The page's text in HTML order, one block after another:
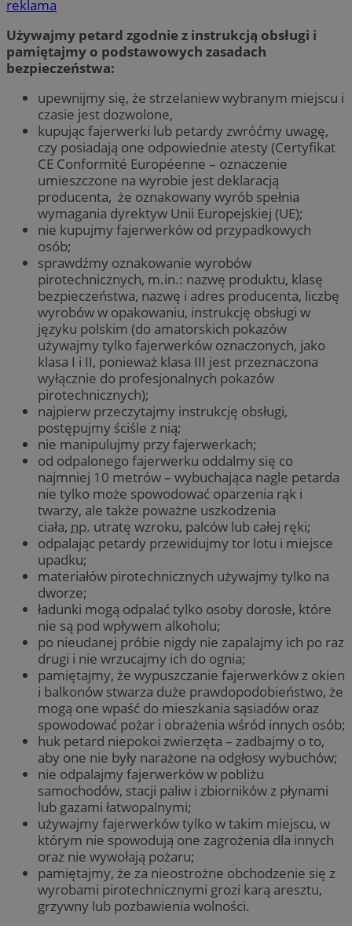
reklama
Używajmy petard zgodnie z instrukcją obsługi i
pamiętajmy o podstawowych zasadach
bezpieczeństwa:
upewnijmy się, że strzelaniew wybranym miejscu i
czasie jest dozwolone,
kupując fajerwerki lub petardy zwróćmy uwagę,
czy posiadają one odpowiednie atesty (Certyfikat
CE Conformité Européenne – oznaczenie
umieszczone na wyrobie jest deklaracją
producenta, że oznakowany wyrób spełnia
wymagania dyrektyw Unii Europejskiej (UE);
nie kupujmy fajerwerków od przypadkowych
osób;
sprawdźmy oznakowanie wyrobów
pirotechnicznych, m.in.: nazwę produktu, klasę
bezpieczeństwa, nazwę i adres producenta, liczbę
wyrobów w opakowaniu, instrukcję obsługi w
języku polskim (do amatorskich pokazów
używajmy tylko fajerwerków oznaczonych, jako
klasa I i II, ponieważ klasa III jest przeznaczona
wyłącznie do profesjonalnych pokazów
pirotechnicznych);
najpierw przeczytajmy instrukcję obsługi,
postępujmy ściśle z nią;
nie manipulujmy przy fajerwerkach;
od odpalonego fajerwerku oddalmy się co
najmniej 10 metrów – wybuchająca nagle petarda
nie tylko może spowodować oparzenia rąk i
twarzy, ale także poważne uszkodzenia
ciała, np. utratę wzroku, palców lub całej ręki;
odpalając petardy przewidujmy tor lotu i miejsce
upadku;
materiałów pirotechnicznych używajmy tylko na
dworze;
ładunki mogą odpalać tylko osoby dorosłe, które
nie są pod wpływem alkoholu;
po nieudanej próbie nigdy nie zapalajmy ich po raz
drugi i nie wrzucajmy ich do ognia;
pamiętajmy, że wypuszczanie fajerwerków z okien
i balkonów stwarza duże prawdopodobieństwo, że
mogą one wpaść do mieszkania sąsiadów oraz
spowodować pożar i obrażenia wśród innych osób;
huk petard niepokoi zwierzęta – zadbajmy o to,
aby one nie były narażone na odgłosy wybuchów;
nie odpalajmy fajerwerków w pobliżu
samochodów, stacji paliw i zbiorników z płynami
lub gazami łatwopalnymi;
używajmy fajerwerków tylko w takim miejscu, w
którym nie spowodują one zagrożenia dla innych
oraz nie wywołają pożaru;
pamiętajmy, że za nieostrożne obchodzenie się z
wyrobami pirotechnicznymi grozi karą aresztu,
grzywny lub pozbawienia wolności.